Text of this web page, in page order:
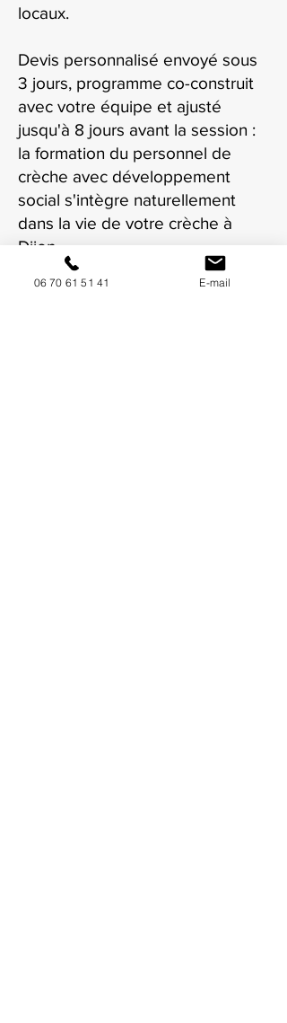
locaux.
Devis personnalisé envoyé sous
3 jours, programme co-construit
avec votre équipe et ajusté
jusqu'à 8 jours avant la session :
la formation du personnel de
crèche avec développement
social s'intègre naturellement
dans la vie de votre crèche à
Dijon.
06 70 61 51 41 E-mail